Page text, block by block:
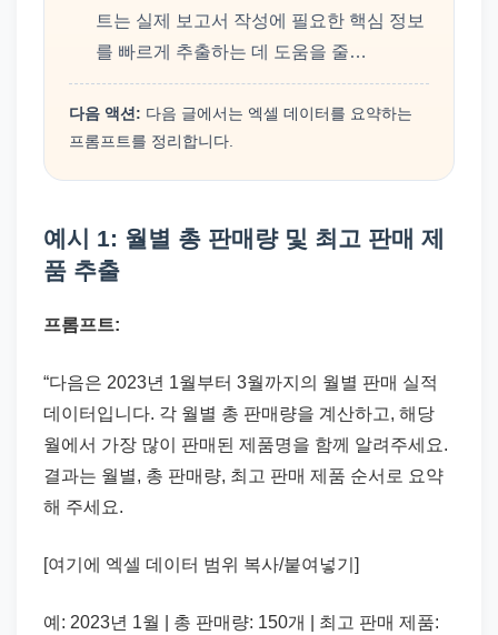
트는 실제 보고서 작성에 필요한 핵심 정보
를 빠르게 추출하는 데 도움을 줄…
다음 액션: 다음 글에서는 엑셀 데이터를 요약하는
프롬프트를 정리합니다.
예시 1: 월별 총 판매량 및 최고 판매 제
품 추출
프롬프트:
“다음은 2023년 1월부터 3월까지의 월별 판매 실적
데이터입니다. 각 월별 총 판매량을 계산하고, 해당
월에서 가장 많이 판매된 제품명을 함께 알려주세요.
결과는 월별, 총 판매량, 최고 판매 제품 순서로 요약
해 주세요.
[여기에 엑셀 데이터 범위 복사/붙여넣기]
예: 2023년 1월 | 총 판매량: 150개 | 최고 판매 제품: